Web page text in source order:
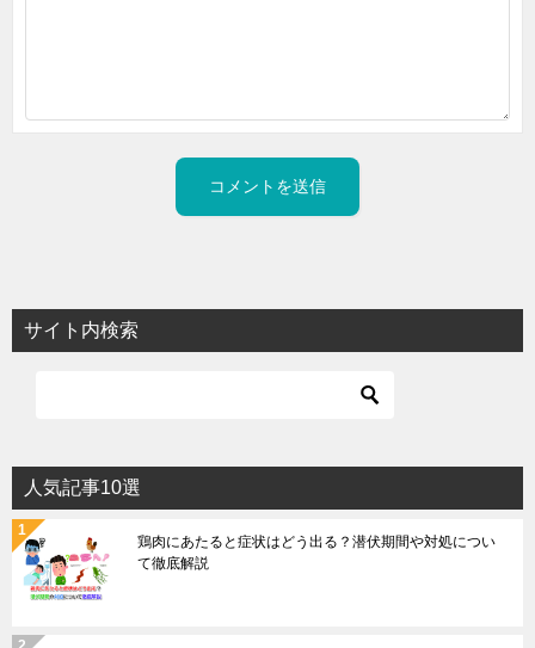
サイト内検索
人気記事10選
鶏肉にあたると症状はどう出る？潜伏期間や対処につい
て徹底解説